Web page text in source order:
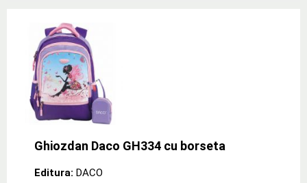
Ghiozdan Daco GH334 cu borseta
Editura: DACO